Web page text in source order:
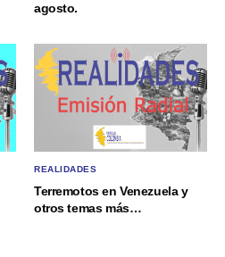
agosto.
REALIDADES
Terremotos en Venezuela y
otros temas más…